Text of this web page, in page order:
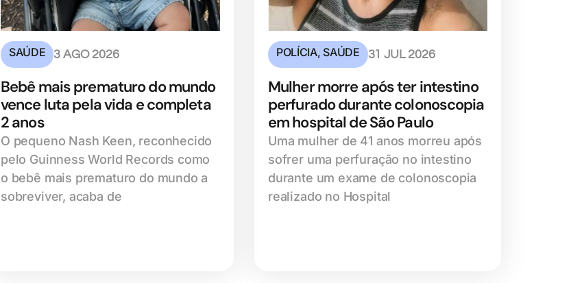
SAÚDE 3 AGO 2026
Bebê mais prematuro do mundo
vence luta pela vida e completa
2 anos
O pequeno Nash Keen, reconhecido
pelo Guinness World Records como
o bebê mais prematuro do mundo a
sobreviver, acaba de
POLÍCIA, SAÚDE 31 JUL 2026
Mulher morre após ter intestino
perfurado durante colonoscopia
em hospital de São Paulo
Uma mulher de 41 anos morreu após
sofrer uma perfuração no intestino
durante um exame de colonoscopia
realizado no Hospital